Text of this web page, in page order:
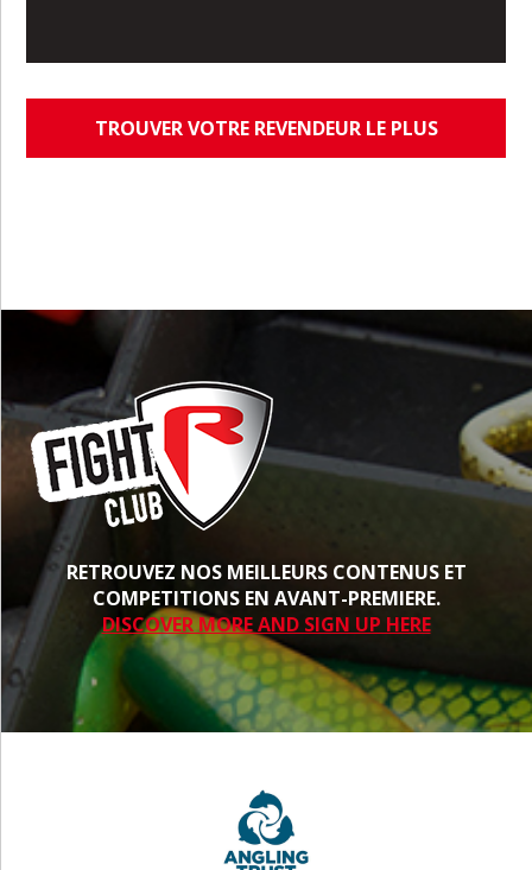
TROUVER VOTRE REVENDEUR LE PLUS
RETROUVEZ NOS MEILLEURS CONTENUS ET
COMPETITIONS EN AVANT-PREMIERE.
DISCOVER MORE AND SIGN UP HERE